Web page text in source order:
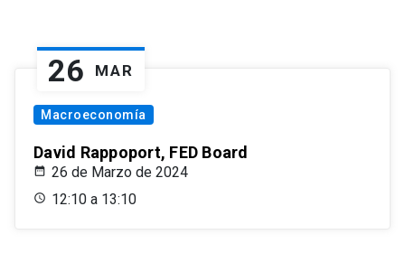
26 MAR
Macroeconomía
David Rappoport, FED Board
26 de Marzo de 2024
12:10 a 13:10